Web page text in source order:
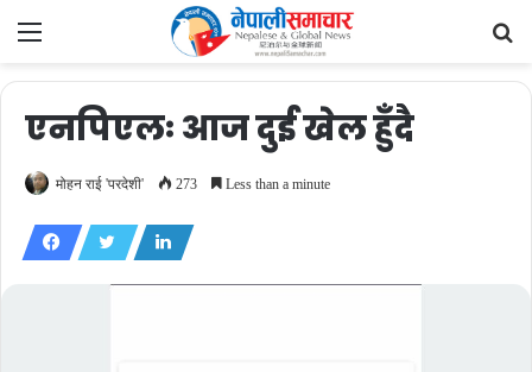
Menu
एनपिएलः आज दुई खेल हुँदैै
मोहन राई 'परदेशी' 273 Less than a minute